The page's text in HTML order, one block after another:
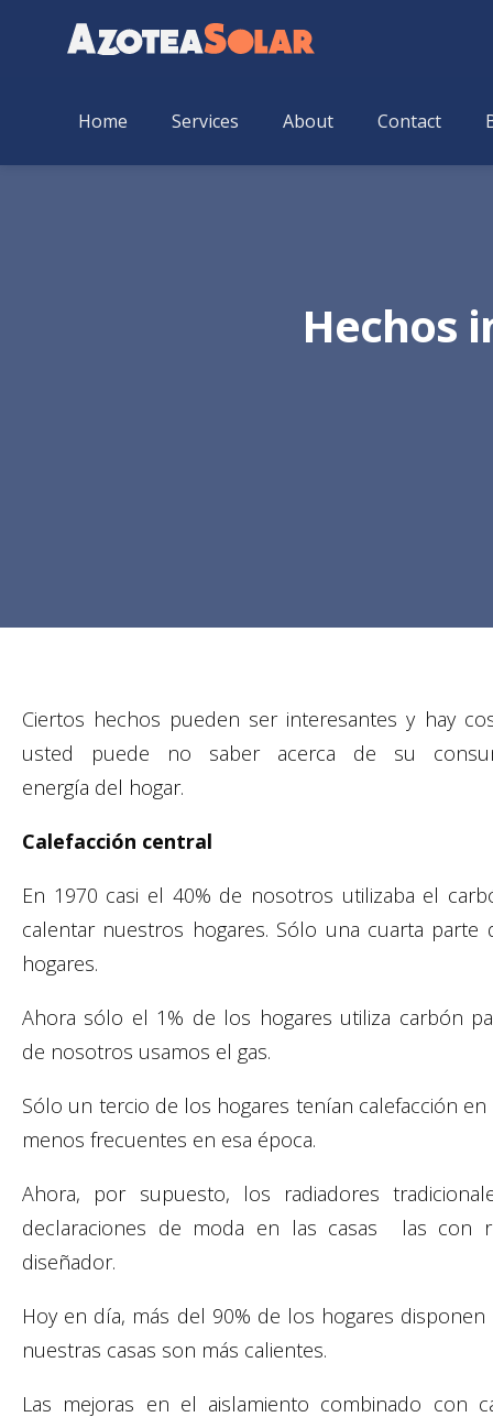
Home Services About Contact
Hechos
Ciertos hechos pueden ser interesantes y hay
usted puede no saber acerca de su
energía del hogar.
Calefacción central
En 1970 casi el 40% de nosotros utilizaba el
calentar nuestros hogares. Sólo una cuarta parte
hogares.
Ahora sólo el 1% de los hogares utiliza carbón
de nosotros usamos el gas.
Sólo un tercio de los hogares tenían calefacción
menos frecuentes en esa época.
Ahora, por supuesto, los radiadores
declaraciones de moda en las casas las con
diseñador.
Hoy en día, más del 90% de los hogares
nuestras casas son más calientes.
Las mejoras en el aislamiento combinado con